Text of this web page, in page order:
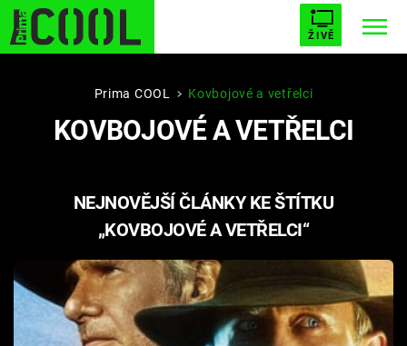
ŽIVĚ
STARHOUSE BUFFY, PŘEMOŽITELKA UPÍRŮ
ESCAPE PLNEJ KOTEL AVENGERS 5
Témata
Filmy
Seriály
Prima COOL Kovbojové a vetřelci
KOVBOJOVÉ A VETŘELCI
NEJNOVĚJŠÍ ČLÁNKY KE ŠTÍTKU
„KOVBOJOVÉ A VETŘELCI“